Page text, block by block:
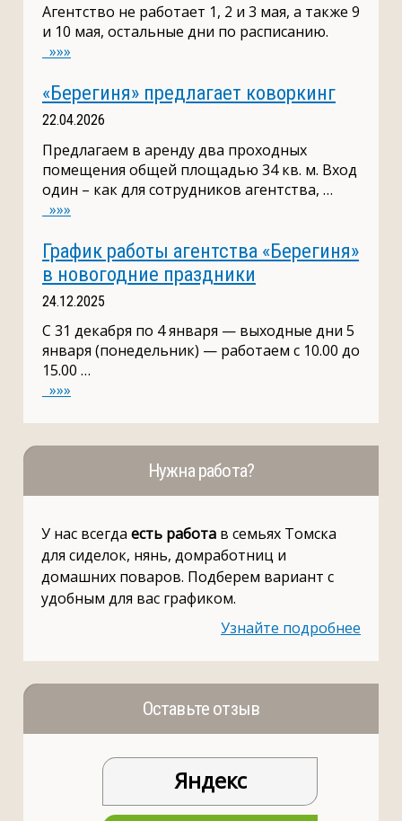
Агентство не работает 1, 2 и 3 мая, а также 9
и 10 мая, остальные дни по расписанию.
»»»
«Берегиня» предлагает коворкинг
22.04.2026
Предлагаем в аренду два проходных
помещения общей площадью 34 кв. м. Вход
один – как для сотрудников агентства, …
»»»
График работы агентства «Берегиня»
в новогодние праздники
24.12.2025
С 31 декабря по 4 января — выходные дни 5
января (понедельник) — работаем с 10.00 до
15.00 …
»»»
Нужна работа?
У нас всегда есть работа в семьях Томска
для сиделок, нянь, домработниц и
домашних поваров. Подберем вариант с
удобным для вас графиком.
Узнайте подробнее
Оставьте отзыв
Яндекс